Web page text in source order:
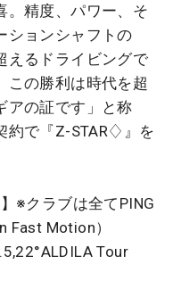
。精度、パワー、そ
ションシャフトの
えるドライビングで
この勝利は時代を超
アの証です」と称
約で『Z-STAR♢』を
※クラブは全てPING
Fast Motion）
Tour